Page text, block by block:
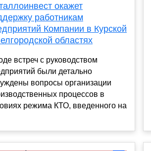
окажет
работникам
Компании в Курской
областях
встреч с руководством
были детально
вопросы организации
процессов в
режима КТО, введенного на